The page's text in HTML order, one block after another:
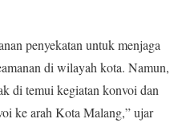
penyekatan untuk menjaga
di wilayah kota. Namun,
di temui kegiatan konvoi dan
ke arah Kota Malang,” ujar